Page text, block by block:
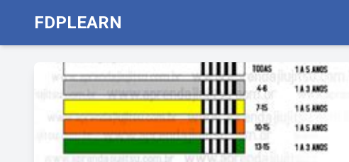
FDPLEARN